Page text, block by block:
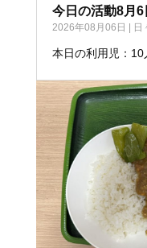
今日の活動8月6
2026年08月06日 日
本日の利用児：10